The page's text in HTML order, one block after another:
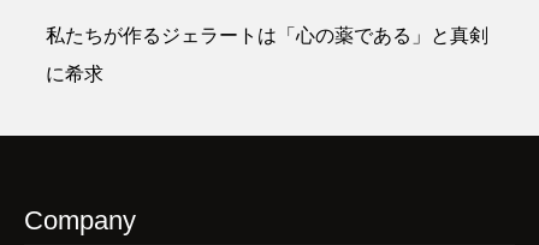
私たちが作るジェラートは「心の薬である」と真剣
に希求
Company